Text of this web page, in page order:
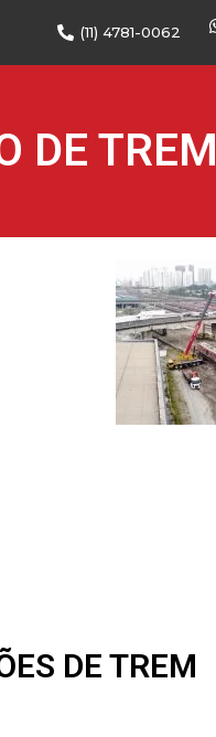
(11) 4781-0062
DE TREM
DE TREM